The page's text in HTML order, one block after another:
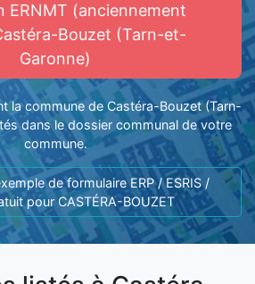
ERNMT (anciennement
Bouzet (Tarn-et-
Garonne)
la commune de Castéra-Bouzet (Tarn-
dans le dossier communal de votre
commune.
de formulaire ERP / ESRIS /
pour CASTÉRA-BOUZET